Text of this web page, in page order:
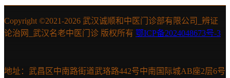
Copyright ©2021-2026 武汉诚顺和中医门诊部有限公司_辨证
论治网_武汉名老中医门诊 版权所有 鄂ICP备2024048673号-3
地址：武昌区中南路街道武珞路442号中南国际城AB座2层6号